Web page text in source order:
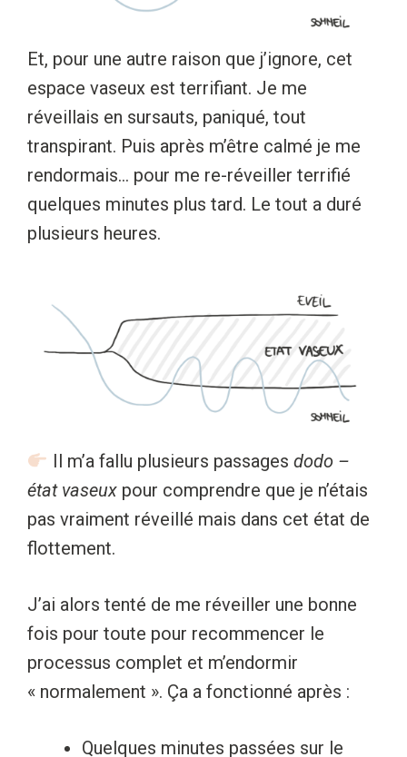
Et, pour une autre raison que j’ignore, cet
espace vaseux est terrifiant. Je me
réveillais en sursauts, paniqué, tout
transpirant. Puis après m’être calmé je me
rendormais… pour me re-réveiller terrifié
quelques minutes plus tard. Le tout a duré
plusieurs heures.
Il m’a fallu plusieurs passages dodo –
état vaseux pour comprendre que je n’étais
pas vraiment réveillé mais dans cet état de
flottement.
J’ai alors tenté de me réveiller une bonne
fois pour toute pour recommencer le
processus complet et m’endormir
« normalement ». Ça a fonctionné après :
Quelques minutes passées sur le